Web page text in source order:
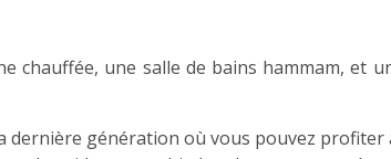
chauffée, une salle de bains hammam, et
dernière génération où vous pouvez profiter